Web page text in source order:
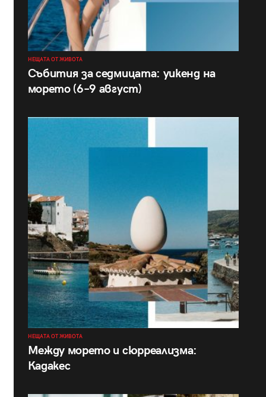
НЕЩАТА ОТ ЖИВОТА
Събития за седмицата: уикенд на
морето (6–9 август)
НЕЩАТА ОТ ЖИВОТА
Между морето и сюрреализма:
Кадакес